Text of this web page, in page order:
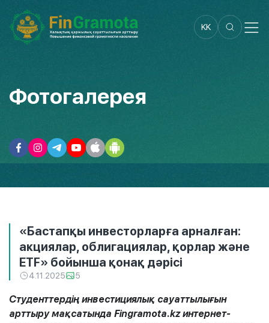
KK
Фотогалерея
«Бастапқы инвесторларға арналған:
акциялар, облигациялар, қорлар және
ETF» бойынша қонақ дәрісі
4.11.2025 5
Студенттердің инвестициялық сауаттылығын
арттыру мақсатында Fingramota.kz интернет-